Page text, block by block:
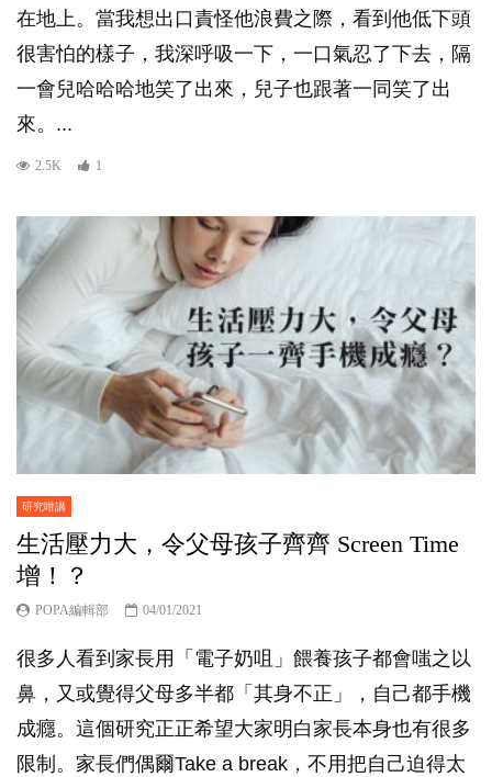
在地上。當我想出口責怪他浪費之際，看到他低下頭
很害怕的樣子，我深呼吸一下，一口氣忍了下去，隔
一會兒哈哈哈地笑了出來，兒子也跟著一同笑了出
來。...
2.5K 1
研究咁講
生活壓力大，令父母孩子齊齊 Screen Time
增！？
POPA編輯部 04/01/2021
很多人看到家長用「電子奶咀」餵養孩子都會嗤之以
鼻，又或覺得父母多半都「其身不正」，自己都手機
成癮。這個研究正正希望大家明白家長本身也有很多
限制。家長們偶爾Take a break，不用把自己迫得太